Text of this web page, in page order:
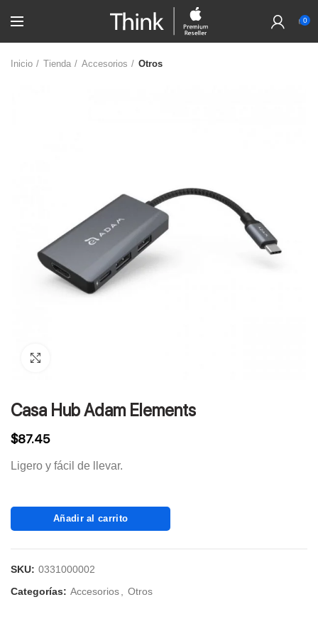
0
Inicio Tienda Accesorios Otros
Casa Hub Adam Elements
$87.45
Ligero y fácil de llevar.
Añadir al carrito
SKU: 0331000002
Categorías: Accesorios Otros